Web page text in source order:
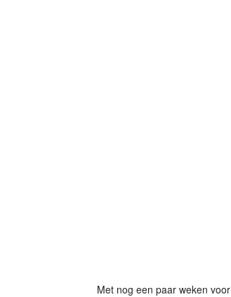
Met nog een paar weken